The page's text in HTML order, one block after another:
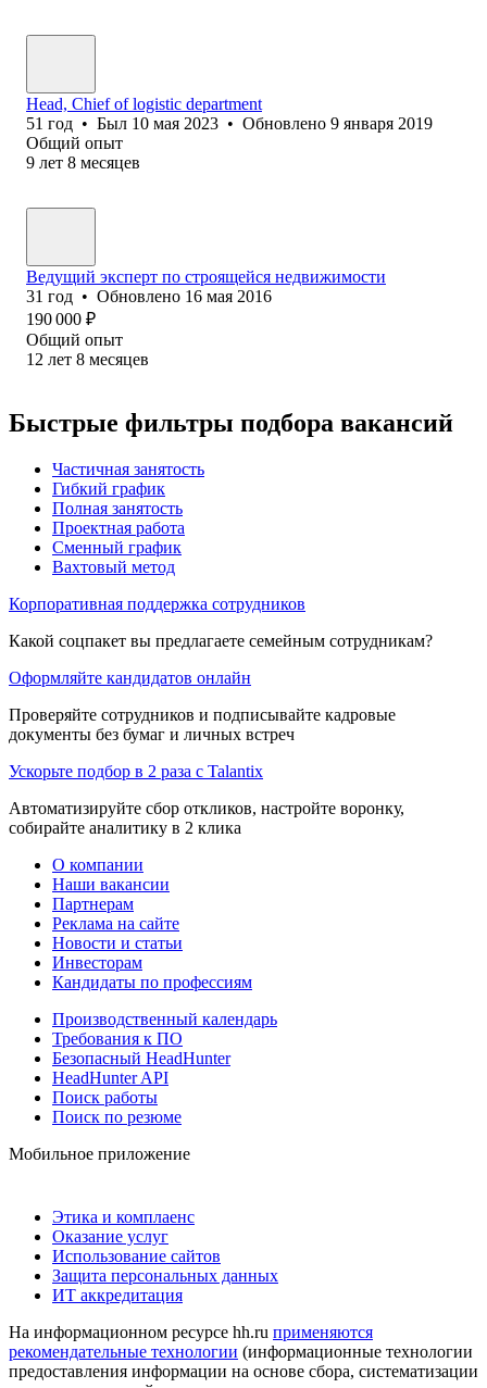
Head, Chief of logistic department
51 год • Был 10 мая 2023 • Обновлено 9 января 2019
Общий опыт
9 лет 8 месяцев
Ведущий эксперт по строящейся недвижимости
31 год • Обновлено 16 мая 2016
190 000 ₽
Общий опыт
12 лет 8 месяцев
Быстрые фильтры подбора вакансий
Частичная занятость
Гибкий график
Полная занятость
Проектная работа
Сменный график
Вахтовый метод
Корпоративная поддержка сотрудников
Какой соцпакет вы предлагаете семейным сотрудникам?
Оформляйте кандидатов онлайн
Проверяйте сотрудников и подписывайте кадровые
документы без бумаг и личных встреч
Ускорьте подбор в 2 раза с Talantix
Автоматизируйте сбор откликов, настройте воронку,
собирайте аналитику в 2 клика
О компании
Наши вакансии
Партнерам
Реклама на сайте
Новости и статьи
Инвесторам
Кандидаты по профессиям
Производственный календарь
Требования к ПО
Безопасный HeadHunter
HeadHunter API
Поиск работы
Поиск по резюме
Мобильное приложение
Этика и комплаенс
Оказание услуг
Использование сайтов
Защита персональных данных
ИТ аккредитация
На информационном ресурсе hh.ru применяются
рекомендательные технологии (информационные технологии
предоставления информации на основе сбора, систематизации